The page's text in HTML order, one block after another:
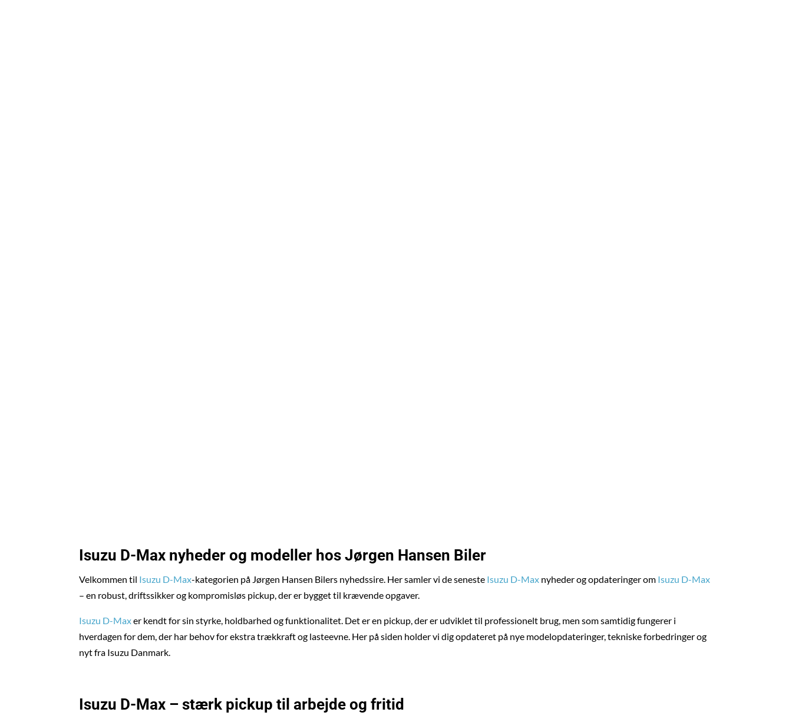
Isuzu D-Max nyheder og modeller hos Jørgen Hansen Biler
Velkommen til Isuzu D-Max-kategorien på Jørgen Hansen Bilers nyhedssire. Her samler vi de seneste Isuzu D-Max nyheder og opdateringer om Isuzu D-Max
– en robust, driftssikker og kompromisløs pickup, der er bygget til krævende opgaver.
Isuzu D-Maxer kendt for sin styrke, holdbarhed og funktionalitet. Det er en pickup, der er udviklet til professionelt brug, men som samtidig fungerer i
hverdagen for dem, der har behov for ekstra trækkraft og lasteevne. Her på siden holder vi dig opdateret på nye modelopdateringer, tekniske forbedringer og
nyt fra Isuzu Danmark.
Isuzu D-Max – stærk pickup til arbejde og fritid